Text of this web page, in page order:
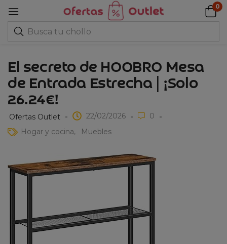
0
El secreto de HOOBRO Mesa
de Entrada Estrecha | ¡Solo
26.24€!
Ofertas Outlet 22/02/2026
0
Hogar y cocina
Muebles